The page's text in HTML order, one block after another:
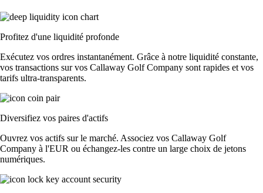
Profitez d'une liquidité profonde
Exécutez vos ordres instantanément. Grâce à notre liquidité constante,
vos transactions sur vos Callaway Golf Company sont rapides et vos
tarifs ultra-transparents.
Diversifiez vos paires d'actifs
Ouvrez vos actifs sur le marché. Associez vos Callaway Golf
Company à l'EUR ou échangez-les contre un large choix de jetons
numériques.